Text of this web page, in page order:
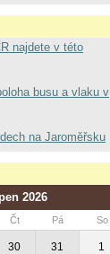
najdete v této
busu a vlaku v
na Jaroměřsku
2026
Čt Pá So
30 31 1